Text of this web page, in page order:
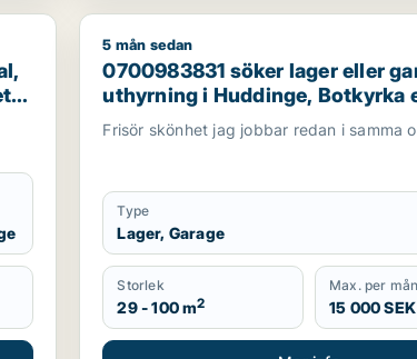
fastighetsmark, bostadsfastighet, hotell
0700983831 söker lager eller
5 mån sedan
0700983831 söker lager eller
uthyrning i Huddinge, Botkyrka
Haninge m.fl.
Frisör skönhet jag jobbar redan i samma
Type
Lager, Garage
Storlek
29 - 100 m2
Max. per
15 000 SEK